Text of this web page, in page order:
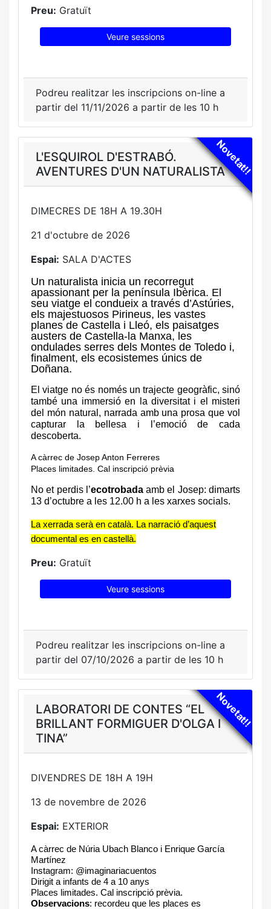
Preu: Gratuït
Veure sessions
Podreu realitzar les inscripcions on-line a
partir del 11/11/2026 a partir de les 10 h
Novetat!!
L'ESQUIROL D'ESTRABÓ.
AVENTURES D'UN NATURALISTA
DIMECRES DE 18H A 19.30H
21 d'octubre de 2026
Espai: SALA D'ACTES
Un naturalista inicia un recorregut
apassionant per la península Ibèrica. El
seu viatge el condueix a través d’Astúries,
els majestuosos Pirineus, les vastes
planes de Castella i Lleó, els paisatges
austers de Castella-la Manxa, les
ondulades serres dels Montes de Toledo i,
finalment, els ecosistemes únics de
Doñana.
El viatge no és només un trajecte geogràfic, sinó
també una immersió en la diversitat i el misteri
del món natural, narrada amb una prosa que vol
capturar la bellesa i l’emoció de cada
descoberta.
A càrrec de Josep Anton Ferreres
Places limitades. Cal inscripció prèvia
No et perdis l’ecotrobadaamb el Josep: dimarts
13 d’octubre a les 12.00 h a les xarxes socials.
La xerrada serà en català. La narració d’aquest
documental es en castellà.
Preu: Gratuït
Veure sessions
Podreu realitzar les inscripcions on-line a
partir del 07/10/2026 a partir de les 10 h
Novetat!!
LABORATORI DE CONTES “EL
BRILLANT FORMIGUER D'OLGA I
TINA”
DIVENDRES DE 18H A 19H
13 de novembre de 2026
Espai: EXTERIOR
A càrrec de Núria Ubach Blanco i Enrique García
Martínez
Instagram: @imaginariacuentos
Dirigit a infants de 4 a 10 anys
Places limitades. Cal inscripció prèvia.
Observacions: recordeu que les places es